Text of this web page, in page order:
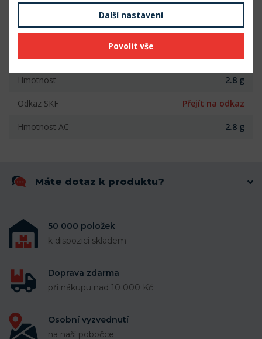
Šířka (mm) 3
Radiální vůle Normální
Hmotnost 2.8 g
Odkaz SKF Přejít na odkaz
Hmotnost AC 2.8 g
Máte dotaz k produktu?
50 000 položek
k dispozici skladem
Doprava zdarma
při nákupu nad 10 000 Kč
Osobní vyzvednutí
na naší pobočce
Další nastavení
Povolit vše